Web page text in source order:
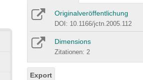
Originalveröffentlichung
DOI: 10.1166/jctn.2005.112
Dimensions
Zitationen: 2
Export